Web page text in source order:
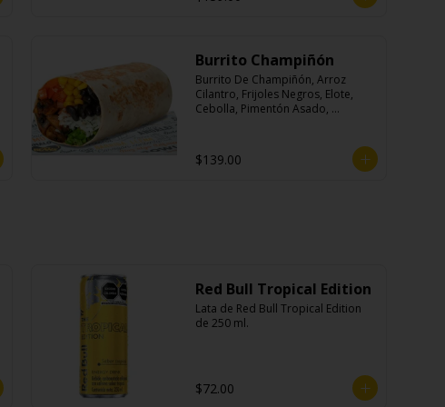
Burrito Champiñón
Burrito De Champiñón, Arroz
Cilantro, Frijoles Negros, Elote,
Cebolla, Pimentón Asado,
$139.00
Red Bull Tropical Edition
Lata de Red Bull Tropical Edition
de 250 ml.
$72.00